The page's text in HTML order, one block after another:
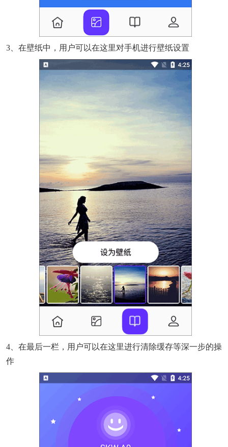
3、在壁纸中，用户可以在这里对手机进行壁纸设置
4、在最后一栏，用户可以在这里进行清除缓存等深一步的操
作